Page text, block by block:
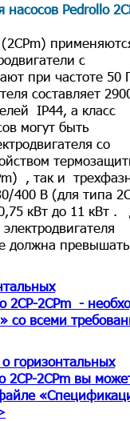
Pedrollo
с
при частоте 50
составляет
IP44, а класс
могут быть
со
, так и
400 В (для типа
кВт до 11 кВт .
должна превышать
2CP-2CPm -
со всеми
горизонтальных
2CP-2CPm вы